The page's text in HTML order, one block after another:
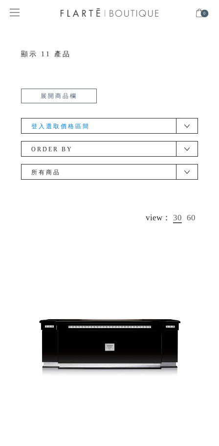
0
顯示 11 產品
展開商品欄
登入選取價格區間
ORDER BY
所有商品
view： 30 60